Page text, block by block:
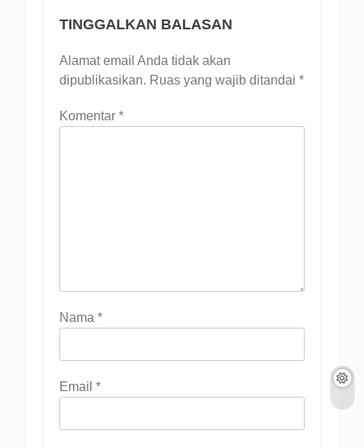
TINGGALKAN BALASAN
Alamat email Anda tidak akan
dipublikasikan. Ruas yang wajib ditandai *
Komentar *
Nama *
Email *